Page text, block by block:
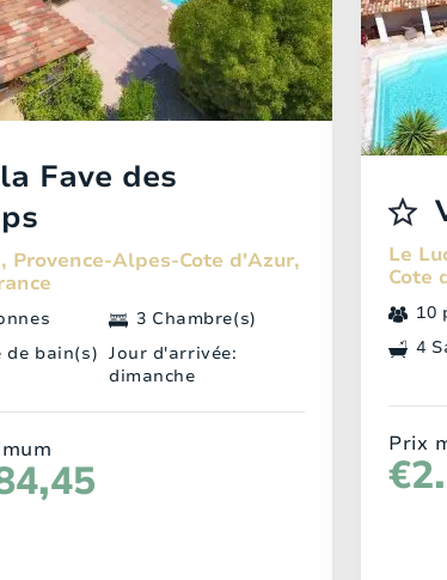
Fave des
Provence-Alpes-Cote d'Azur,
3 Chambre(s)
de bain(s) Jour d'arrivée:
dimanche
Le
Cote
10
4
Prix